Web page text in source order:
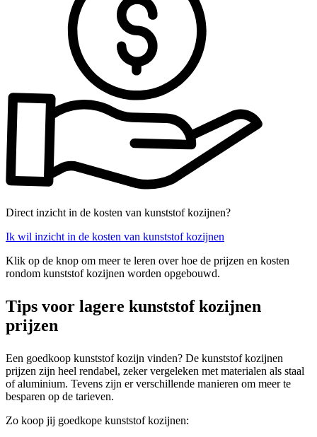
Direct inzicht in de kosten van kunststof kozijnen?
Ik wil inzicht in de kosten van kunststof kozijnen
Klik op de knop om meer te leren over hoe de prijzen en kosten
rondom kunststof kozijnen worden opgebouwd.
Tips voor lagere kunststof kozijnen
prijzen
Een goedkoop kunststof kozijn vinden? De kunststof kozijnen
prijzen zijn heel rendabel, zeker vergeleken met materialen als staal
of aluminium. Tevens zijn er verschillende manieren om meer te
besparen op de tarieven.
Zo koop jij goedkope kunststof kozijnen: